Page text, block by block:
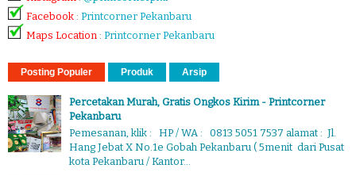
Facebook : Printcorner Pekanbaru
Maps Location : Printcorner Pekanbaru
Posting Populer Produk Arsip
Percetakan Murah, Gratis Ongkos Kirim - Printcorner
Pekanbaru
Pemesanan, klik : HP / WA : 0813 5051 7537 alamat : Jl.
Hang Jebat X No.1e Gobah Pekanbaru ( 5menit dari Pusat
kota Pekanbaru / Kantor...